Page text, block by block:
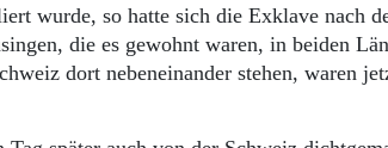
wurde, so hatte sich die Exklave nach
die es gewohnt waren, in beiden
dort nebeneinander stehen, waren